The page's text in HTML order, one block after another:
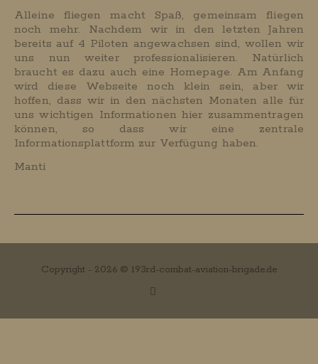
Alleine fliegen macht Spaß, gemeinsam fliegen
noch mehr. Nachdem wir in den letzten Jahren
bereits auf 4 Piloten angewachsen sind, wollen wir
uns nun weiter professionalisieren. Natürlich
braucht es dazu auch eine Homepage. Am Anfang
wird diese Webseite noch klein sein, aber wir
hoffen, dass wir in den nächsten Monaten alle für
uns wichtigen Informationen hier zusammentragen
können, so dass wir eine zentrale
Informationsplattform zur Verfügung haben.
Manti
Copyright - 2026 © 193rd-combat-aviation-brigade.de